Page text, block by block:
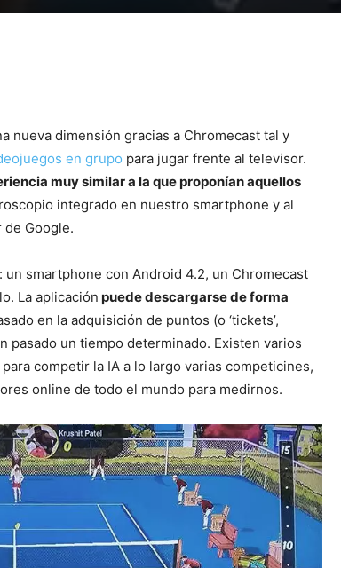
nueva dimensión gracias a Chromecast tal y
en grupo para jugar frente al televisor.
muy similar a la que proponían aquellos
integrado en nuestro smartphone y al
Google.
smartphone con Android 4.2, un Chromecast
La aplicación puede descargarse de forma
en la adquisición de puntos (o ‘tickets’,
pasado un tiempo determinado. Existen varios
competir la IA a lo largo varias competicines,
online de todo el mundo para medirnos.